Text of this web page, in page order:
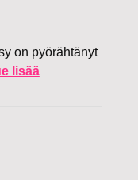
on pyörähtänyt
lisää